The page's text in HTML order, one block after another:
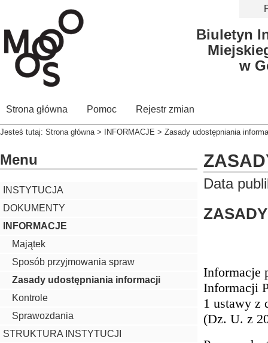
Biuletyn
w
Strona główna Pomoc Rejestr zmian
Jesteś tutaj: Strona główna> INFORMACJE > Zasady udostępniania
Menu
INSTYTUCJA
DOKUMENTY
INFORMACJE
Majątek
Sposób przyjmowania spraw
Zasady udostępniania informacji
Kontrole
Sprawozdania
STRUKTURA INSTYTUCJI
Data
Informacje
Informacji
1 ustawy z
(Dz. U. z